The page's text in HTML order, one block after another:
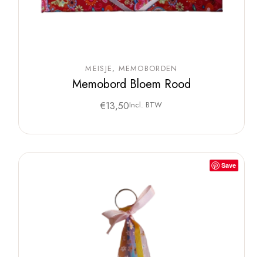
MEISJE MEMOBORDEN
Memobord Bloem Rood
€13,50Incl. BTW
Save